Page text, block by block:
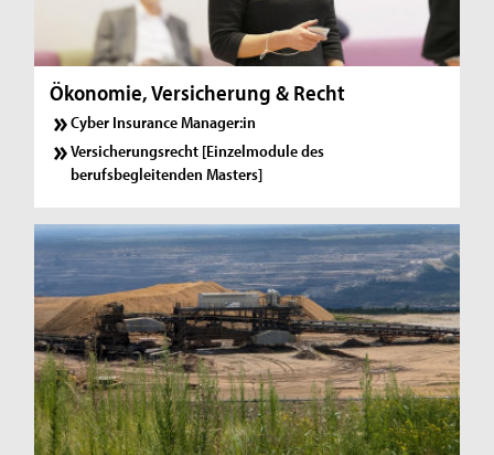
Ökonomie, Versicherung & Recht
Cyber Insurance Manager:in
Versicherungsrecht [Einzelmodule des
berufsbegleitenden Masters]